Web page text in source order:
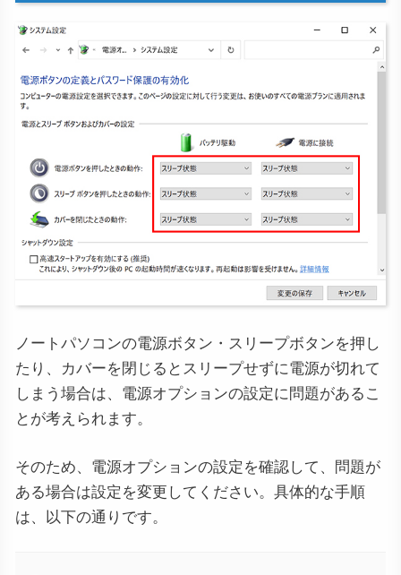
ノートパソコンの電源ボタン・スリープボタンを押し
たり、カバーを閉じるとスリープせずに電源が切れて
しまう場合は、電源オプションの設定に問題があるこ
とが考えられます。
そのため、電源オプションの設定を確認して、問題が
ある場合は設定を変更してください。具体的な手順
は、以下の通りです。